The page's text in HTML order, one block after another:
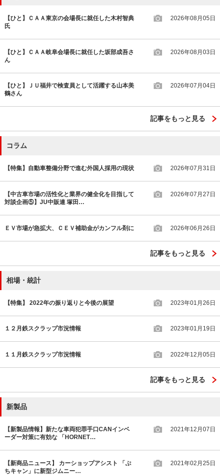
【ひと】ＣＡＡ東京の会場長に就任した木村智典
氏
2026年08月05日
【ひと】ＣＡＡ岐阜会場長に就任した坂部成吾さ
ん
2026年08月03日
【ひと】ＪＵ福井で検査員として活躍する山本美
鶴さん
2026年07月04日
記事をもっと見る
コラム
【特集】自動車整備分野で進む外国人採用の現状 2026年07月31日
【中古車市場の活性化と業界の健全化を目指して
対談企画⑤】JU中販連 塚田…
2026年07月27日
ＥＶ市場が急拡大、ＣＥＶ補助金がカンフル剤に 2026年06月26日
記事をもっと見る
相場・統計
【特集】 2022年の振り返りと今後の展望 2023年01月26日
１２月鉄スクラップ市況情報 2023年01月19日
１１月鉄スクラップ市況情報 2022年12月05日
記事をもっと見る
新製品
【新製品情報】新たな車両犯罪手口CANインベ
ーダー対策に有効な 「HORNET…
2021年12月07日
【新商品ニュース】 カーショップアシスト 「ぷ
ちキャン」に新型ジムニー…
2021年02月25日